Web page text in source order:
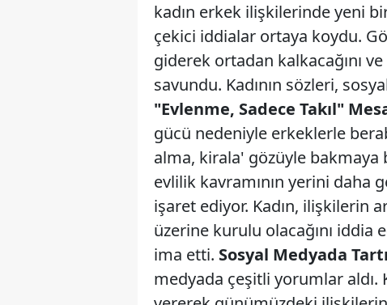
kadın erkek ilişkilerinde yeni
çekici iddialar ortaya koydu.
giderek ortadan kalkacağını
savundu. Kadının sözleri,
"Evlenme, Sadece Takıl"
gücü nedeniyle erkeklerle
alma, kirala' gözüyle bakmaya
evlilik kavramının yerini daha
işaret ediyor. Kadın, ilişkilerin
üzerine kurulu olacağını iddia
ima etti. Sosyal Medyada
medyada çeşitli yorumlar aldı.